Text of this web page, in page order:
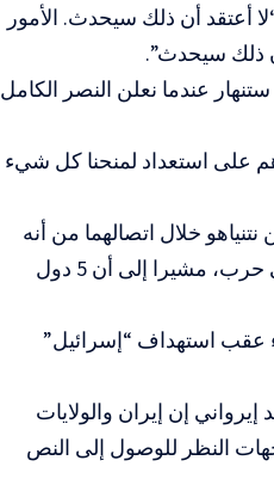
أعتقد أن ذلك سيحدث. الأمور
ذلك سيحدث”.
عندما نعلن النصر الكامل
على استعداد لمنحنا كل شيء
خلال اتصالهما من أنه
“سيبقى وحيدا أمام إيران”، إذا تسبب في تحويل التصعيد الأخير إلى حرب، مشيرا إلى أن 5 دول
عقب استهداف “إسرائيل”
إن إيران والولايات
النظر للوصول إلى النص